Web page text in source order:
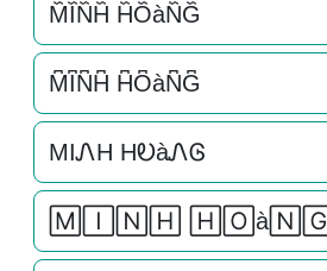
M᷈I᷈N᷈H᷈ H᷈O᷈àN᷈G᷈
M͆I͆N͆H͆ H͆O͆àN͆G͆
MIᏁH HᎧàᏁᎶ
🄼🄸🄽🄷 🄷🄾à🄽🄶